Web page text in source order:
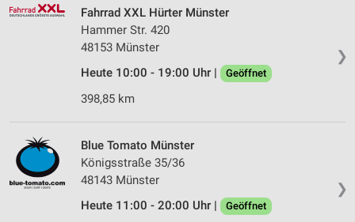
❯
Fahrrad XXL Hürter Münster
Hammer Str. 420
48153 Münster
Heute 10:00 - 19:00 Uhr |
Geöffnet
398,85 km
❯
Blue Tomato Münster
Königsstraße 35/36
48143 Münster
Heute 11:00 - 20:00 Uhr |
Geöffnet